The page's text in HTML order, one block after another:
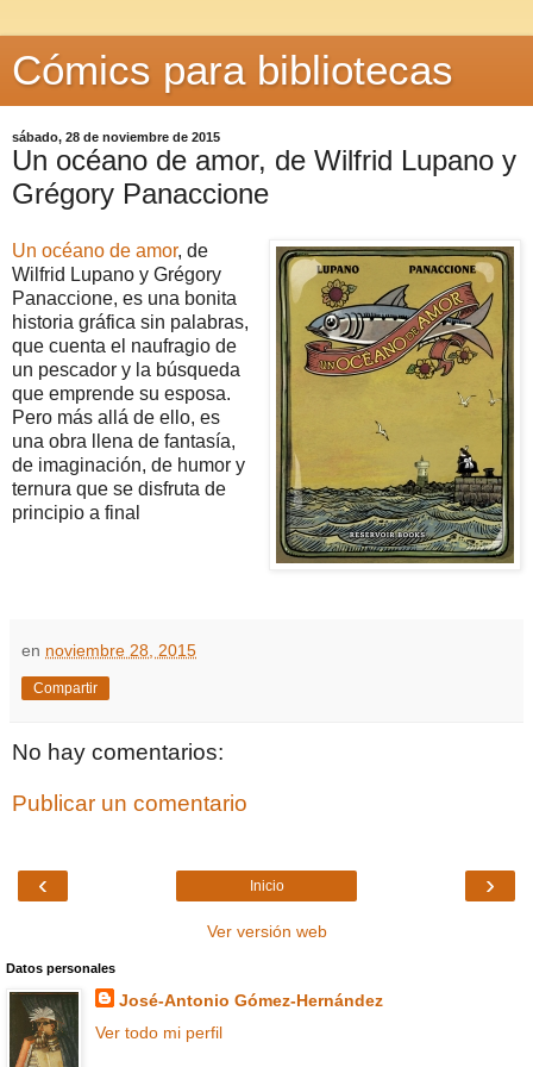
Cómics para bibliotecas
sábado, 28 de noviembre de 2015
Un océano de amor, de Wilfrid Lupano y
Grégory Panaccione
Un océano de amor, de
Wilfrid Lupano y Grégory
Panaccione, es una bonita
historia gráfica sin palabras,
que cuenta el naufragio de
un pescador y la búsqueda
que emprende su esposa.
Pero más allá de ello, es
una obra llena de fantasía,
de imaginación, de humor y
ternura que se disfruta de
principio a final
en noviembre 28, 2015
Compartir
No hay comentarios:
Publicar un comentario
‹ ›
Inicio
Ver versión web
Datos personales
José-Antonio Gómez-Hernández
Ver todo mi perfil